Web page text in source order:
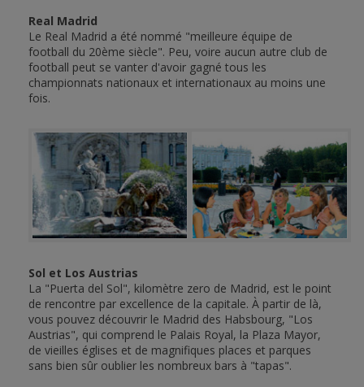
Real Madrid
Le Real Madrid a été nommé "meilleure équipe de
football du 20ème siècle". Peu, voire aucun autre club de
football peut se vanter d'avoir gagné tous les
championnats nationaux et internationaux au moins une
fois.
Sol et Los Austrias
La "Puerta del Sol", kilomètre zero de Madrid, est le point
de rencontre par excellence de la capitale. À partir de là,
vous pouvez découvrir le Madrid des Habsbourg, "Los
Austrias", qui comprend le Palais Royal, la Plaza Mayor,
de vieilles églises et de magnifiques places et parques
sans bien sûr oublier les nombreux bars à "tapas".